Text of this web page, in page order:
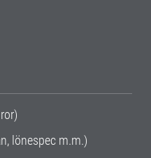
lönespec m.m.)